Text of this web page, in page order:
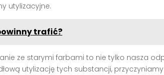
utylizacyjne.
trafić?
ze starymi farbami to nie tylko nasza
utylizację tych substancji,